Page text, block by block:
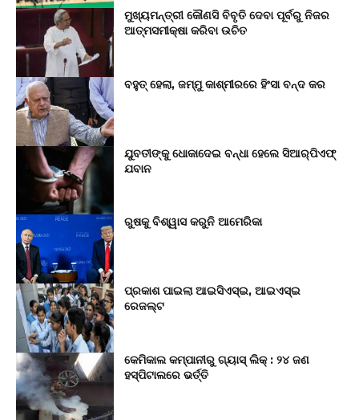
ମୁଖ୍ୟମନ୍ତ୍ରୀ କୌଣସି ବିବୃତି ଦେବା ପୂର୍ବରୁ ନିଜର
ଆତ୍ମସମୀକ୍ଷା କରିବା ଉଚିତ
ବହୁତ୍ ହେଲା, ଜମ୍ମୁ କାଶ୍ମୀରରେ ହିଂସା ବନ୍ଦ କର
ଯୁବତୀଙ୍କୁ ଧୋକାଦେଇ ବନ୍ଧା ହେଲେ ସିଆର୍‌ପିଏଫ୍
ଯବାନ
ରୁଷକୁ ବିଶ୍ୱାସ କରୁନି ଆମେରିକା
ପ୍ରକାଶ ପାଇଲା ଆଇସିଏସ୍‌ଇ, ଆଇଏସ୍‌ଇ
ରେଜଲ୍ଟ
କେମିକାଲ କମ୍ପାନୀରୁ ଗ୍ୟାସ୍ ଲିକ୍ : ୨୪ ଜଣ
ହସ୍ପିଟାଲରେ ଭର୍ତ୍ତି